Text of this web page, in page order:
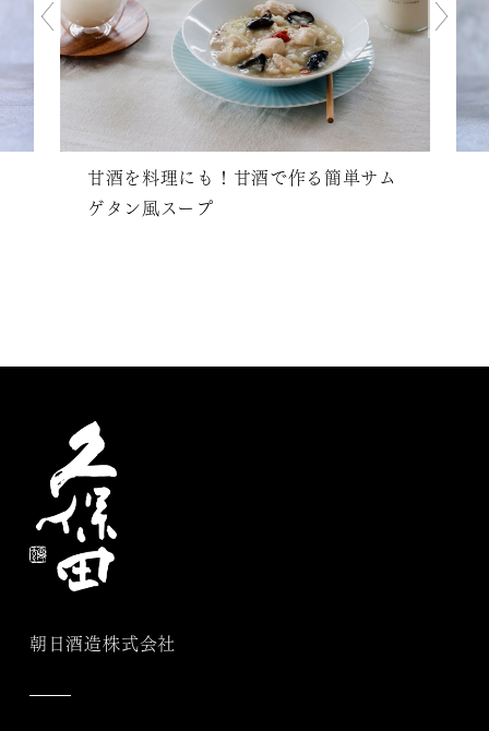
甘酒を料理にも！甘酒で作る簡単サム
ゲタン風スープ
朝日酒造株式会社